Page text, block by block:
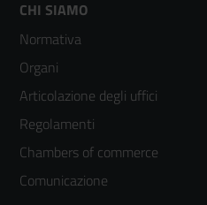
Footer
menù
colonna
3
CHI SIAMO
Normativa
Organi
Articolazione degli uffici
Regolamenti
Chambers of commerce
Comunicazione